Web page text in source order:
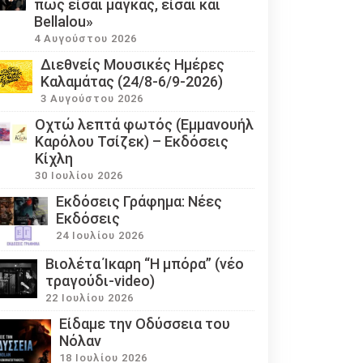
πως είσαι μάγκας, είσαι και
Bellalou»
4 Αυγούστου 2026
Διεθνείς Μουσικές Ημέρες
Καλαμάτας (24/8-6/9-2026)
3 Αυγούστου 2026
Οχτώ λεπτά φωτός (Εμμανουήλ
Καρόλου Τσίζεκ) – Εκδόσεις
Κίχλη
30 Ιουλίου 2026
Εκδόσεις Γράφημα: Νέες
Εκδόσεις
24 Ιουλίου 2026
Βιολέτα Ίκαρη “Η μπόρα” (νέο
τραγούδι-video)
22 Ιουλίου 2026
Eίδαμε την Οδύσσεια του
Νόλαν
18 Ιουλίου 2026